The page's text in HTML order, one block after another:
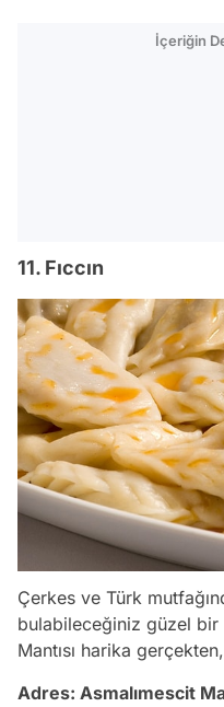
İçeriğin
11. Fıccın
Çerkes ve Türk
bulabileceğiniz güzel bir
Mantısı harika
Adres: Asmalımescit